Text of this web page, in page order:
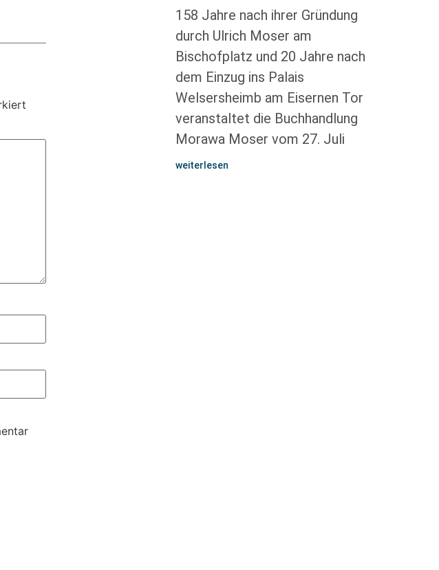
158 Jahre nach ihrer Gründung
durch Ulrich Moser am
Bischofplatz und 20 Jahre nach
dem Einzug ins Palais
Welsersheimb am Eisernen Tor
veranstaltet die Buchhandlung
Morawa Moser vom 27. Juli
weiterlesen